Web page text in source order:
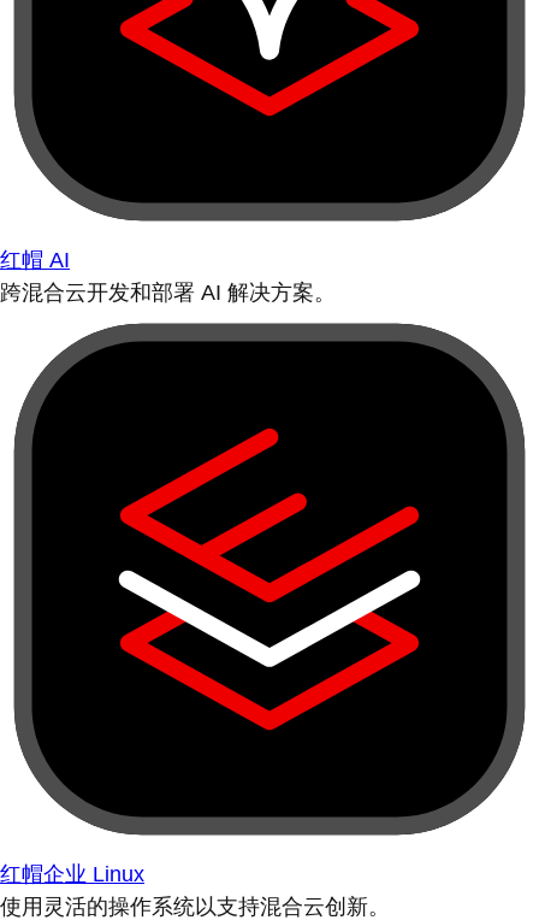
红帽 AI
跨混合云开发和部署 AI 解决方案。
红帽企业 Linux
使用灵活的操作系统以支持混合云创新。